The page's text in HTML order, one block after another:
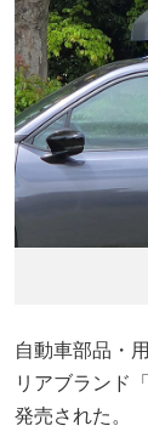
自動車部品・
リアブランド
発売された。